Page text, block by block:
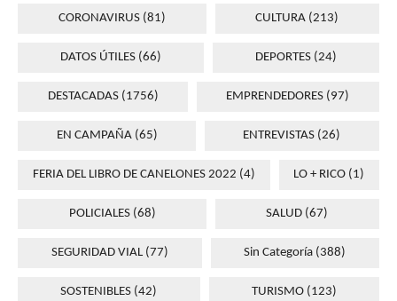
CORONAVIRUS(81) CULTURA (213)
DATOS ÚTILES (66) DEPORTES(24)
DESTACADAS(1756) EMPRENDEDORES (97)
EN CAMPAÑA(65) ENTREVISTAS (26)
FERIA DEL LIBRO DE CANELONES 2022 (4) LO + RICO (1)
POLICIALES(68) SALUD (67)
SEGURIDAD VIAL(77) Sin Categoría (388)
SOSTENIBLES (42) TURISMO(123)